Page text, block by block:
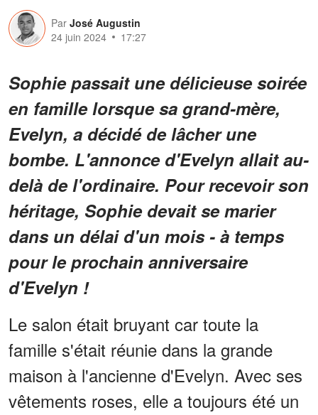
Par José Augustin
24 juin 2024
17:27
Sophie passait une délicieuse soirée
en famille lorsque sa grand-mère,
Evelyn, a décidé de lâcher une
bombe. L'annonce d'Evelyn allait au-
delà de l'ordinaire. Pour recevoir son
héritage, Sophie devait se marier
dans un délai d'un mois - à temps
pour le prochain anniversaire
d'Evelyn !
Le salon était bruyant car toute la
famille s'était réunie dans la grande
maison à l'ancienne d'Evelyn. Avec ses
vêtements roses, elle a toujours été un